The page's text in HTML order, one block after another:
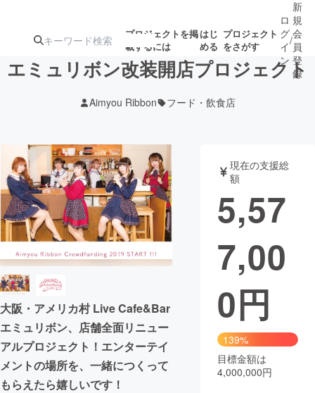
プロジェクトを掲
載するには
はじ
める
プロジェクト
をさがす
アート・写真
テクノロジー・ガジェット ゲーム・サ
映像・映画 書籍・雑誌
ビジネス・起業 チャレンジ
まちづくり・地域活性化
CAMPFIRE for Social Good
ロ
グ
イ
ン
/
新
規
会
員
登
録
エミュリボン改装開店プロジェクト
Aimyou Ribbon フード・飲食店
大阪・アメリカ村 Live Cafe&Bar
エミュリボン、店舗全面リニュー
アルプロジェクト！エンターテイ
メントの場所を、一緒につくって
もらえたら嬉しいです！
現在の支援総
額
5,57
7,00
0円
139%
目標金額は
4,000,000円